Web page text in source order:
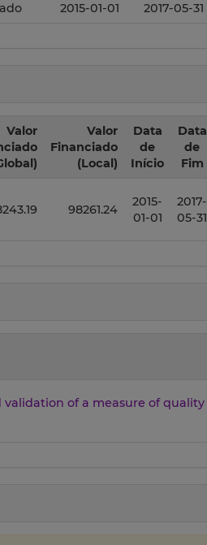
2015-01-01 2017-05-31
Valor
Valor
Financiado
(Local)
Data
de
Início
Data
de
Fim
98261.24
2015-
01-01
2017-
05-31
validation of a measure of quality